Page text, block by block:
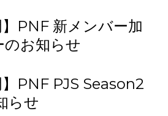
】PNF 新メンバー加
のお知らせ
】PNF PJS Season2
らせ